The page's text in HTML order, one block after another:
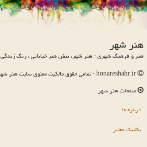
هنر شهر
هنر و فرهنگ شهری - هنر شهر، نبض هنر خیابانی ، رنگ زندگی
صفحات هنر شهر
درباره ما
بکلینک معتبر